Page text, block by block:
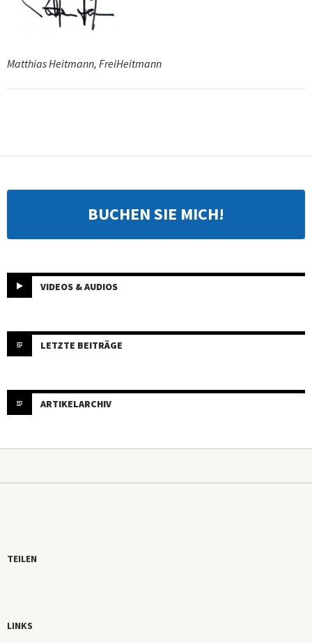
Matthias Heitmann, FreiHeitmann
BUCHEN SIE MICH!
VIDEOS & AUDIOS
LETZTE BEITRÄGE
ARTIKELARCHIV
TEILEN
LINKS